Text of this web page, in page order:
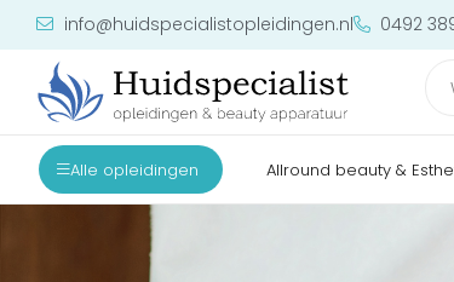
info@huidspecialistopleidingen.nl 0492
Alle opleidingen Allround beauty &